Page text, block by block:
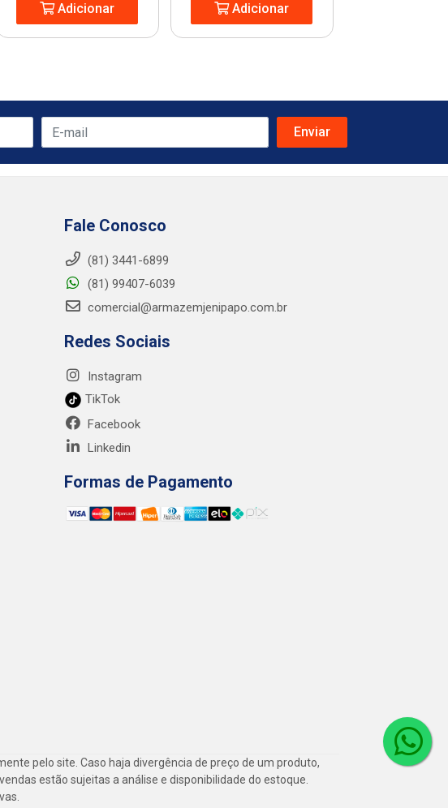
Adicionar Adicionar
Fale Conosco
(81) 3441-6899
(81) 99407-6039
comercial@armazemjenipapo.com.br
Redes Sociais
Instagram
TikTok
Facebook
Linkedin
Formas de Pagamento
pelo site. Caso haja divergência de preço de um produto,
estão sujeitas a análise e disponibilidade do estoque.